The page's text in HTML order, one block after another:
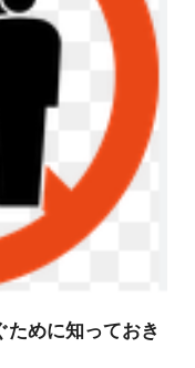
めに知っておき